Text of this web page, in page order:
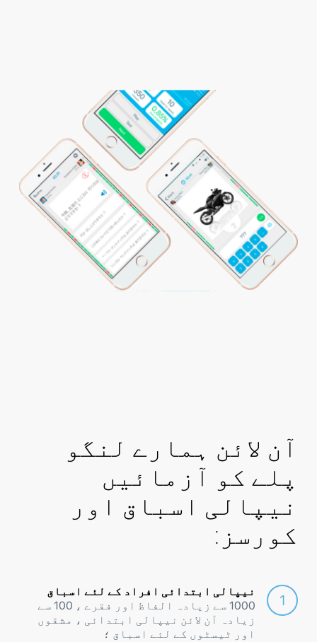
آن لائن ہمارے لنگو
پلے کو آزمائیں
نیپالی اسباق اور
کورسز:
نیپالی ابتدائی افراد کے لئے اسباق
1000 سے زیادہ الفاظ اور فقرے ، 100 سے
زیادہ آن لائن نیپالی ابتدائی ، مشقوں
اور ٹیسٹوں کے لئے اسباق ؛